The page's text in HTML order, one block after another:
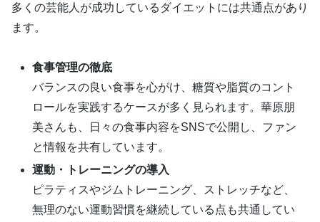
多くの芸能人が成功しているダイエットには共通点があり
ます。
食事管理の徹底
バランスの良い食事を心がけ、糖質や脂質のコント
ロールを実践するケースが多く見られます。華原朋
美さんも、日々の食事内容をSNSで公開し、ファン
と情報を共有しています。
運動・トレーニングの導入
ピラティスやジムトレーニング、ストレッチなど、
無理のない運動習慣を継続している点も共通してい